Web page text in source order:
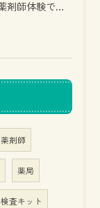
本日は薬剤師体験でした！
薬剤師
薬局
検査キット